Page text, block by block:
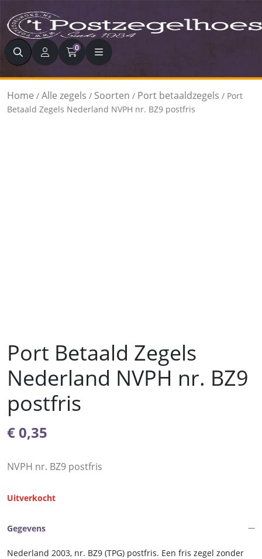
Zoeken 0
Home / Alle zegels / Soorten / Port betaaldzegels / Port
Betaald Zegels Nederland NVPH nr. BZ9 postfris
Port Betaald Zegels
Nederland NVPH nr. BZ9
postfris
€ 0,35
NVPH nr. BZ9 postfris
Uitverkocht
Gegevens
Nederland 2003, nr. BZ9 (TPG) postfris. Een fris zegel zonder